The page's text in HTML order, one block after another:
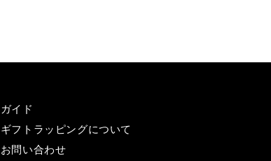
ガイド
ギフトラッピングについて
お問い合わせ